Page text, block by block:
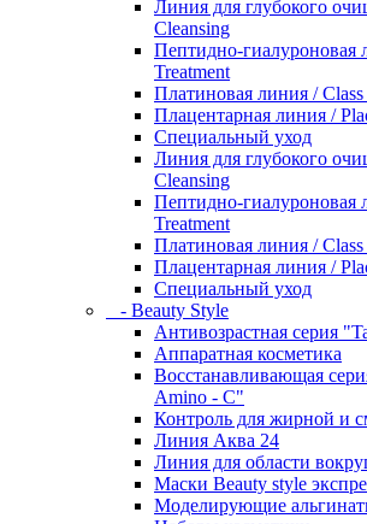
Линия для глубокого
Cleansing
Пептидно-гиалуроновая
Treatment
Платиновая линия /
Плацентарная линия /
Специальный уход
Линия для глубокого
Cleansing
Пептидно-гиалуроновая
Treatment
Платиновая линия /
Плацентарная линия /
Специальный уход
- Beauty Style
Антивозрастная серия
Аппаратная косметика
Восстанавливающая
Amino - C"
Контроль для жирной и
Линия Аква 24
Линия для области
Маски Beauty style
Моделирующие